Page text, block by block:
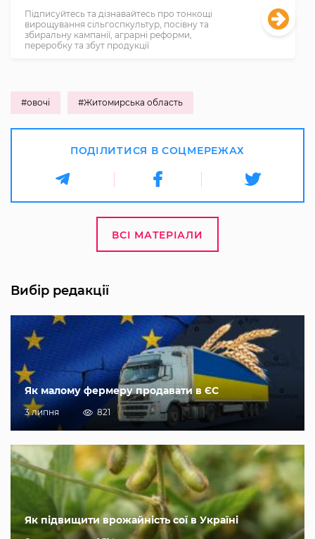
Підписуйтесь та дізнавайтесь про тонкощі
вирощування сільгоспкультур, посівну та
збиральну кампанії, аграрні реформи,
переробку та збут продукції
#овочі #Житомирська область
ПОДІЛИТИСЯ В СОЦМЕРЕЖАХ
ВСІ МАТЕРІАЛИ
Вибір редакції
Як малому фермеру продавати в ЄС
3 липня 821
Як підвищити врожайність сої в Україні